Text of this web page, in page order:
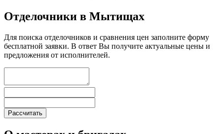
Отделочники в Мытищах
Для поиска отделочников и сравнения цен заполните форму
бесплатной заявки. В ответ Вы получите актуальные цены и
предложения от исполнителей.